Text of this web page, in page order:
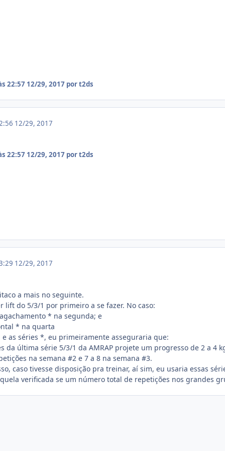
22:57 12/29, 2017 por t2ds
12/29, 2017
22:57 12/29, 2017 por t2ds
12/29, 2017
a mais no seguinte.
lift do 5/3/1 por primeiro a se fazer. No caso:
* na segunda; e
* na quarta
e as séries *, eu primeiramente asseguraria que:
da última série 5/3/1 da AMRAP projete um progresso de 2 a 4
na semana #2 e 7 a 8 na semana #3.
caso tivesse disposição pra treinar, aí sim, eu usaria essas
verificada se um número total de repetições nos grandes